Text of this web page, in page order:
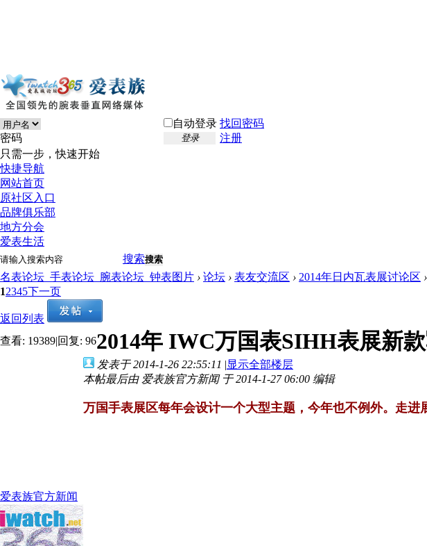
自动登录 找回密码
密码
登录
注册
只需一步，快速开始
快捷导航
网站首页
原社区入口
品牌俱乐部
地方分会
爱表生活
搜索搜索
名表论坛_手表论坛_腕表论坛_钟表图片 › 论坛 › 表友交流区 › 2014年日内瓦表展讨论区 ›
12345下一页
返回列表
查看: 19389|回复: 962014年 IWC万国表SIHH表展新
爱表族官方新闻
发表于 2014-1-26 22:55:11 |显示全部楼层
本帖最后由 爱表族官方新闻 于 2014-1-27 06:00 编辑
万国手表展区每年会设计一个大型主题，今年也不例外。走